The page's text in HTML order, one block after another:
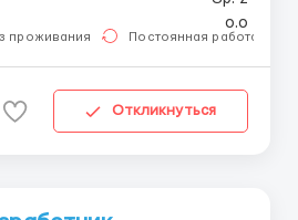
(React + Tailwind/SCSS); •
API; • Участие в планирован...
проживания Постоянная работа
Откликнуться